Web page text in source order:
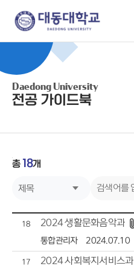
Daedong University
전공 가이드북
총 18개
제목
작성자
작성일자
조회
18 2024 생활문화음악과
통합관리자 2024.07.10
17 2024 사회복지서비스과